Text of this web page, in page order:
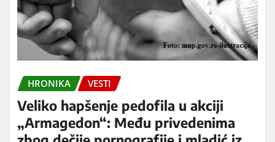
HRONIKA VESTI
Veliko hapšenje pedofila u akciji
„Armagedon“: Među privedenima